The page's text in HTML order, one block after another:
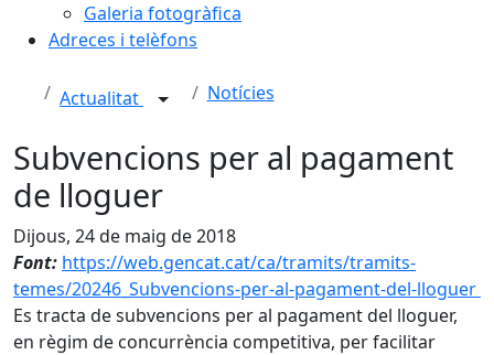
Galeria fotogràfica
Adreces i telèfons
Actualitat Notícies
Subvencions per al pagament
de lloguer
Dijous, 24 de maig de 2018
Font: https://web.gencat.cat/ca/tramits/tramits-
temes/20246_Subvencions-per-al-pagament-del-lloguer
Es tracta de subvencions per al pagament del lloguer,
en règim de concurrència competitiva, per facilitar